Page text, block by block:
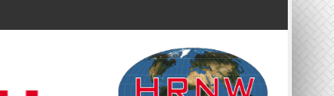
content